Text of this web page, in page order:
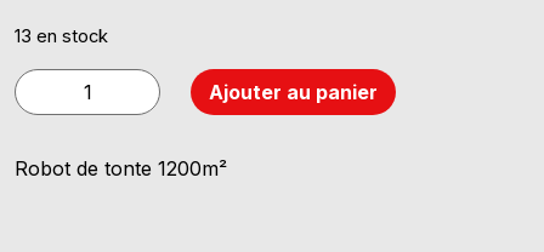
13 en stock
quantité
de
X4
Ajouter au panier
Robot de tonte 1200m²